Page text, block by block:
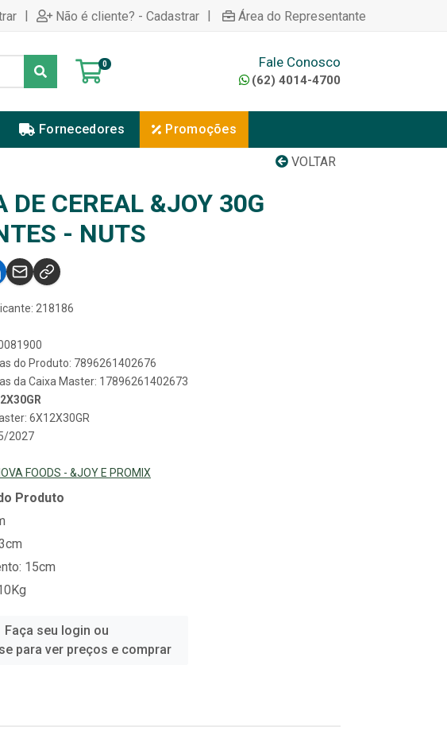
| Não é cliente? - Cadastrar | Área do Representante
0 Fale Conosco
(62) 4014-4700
Fornecedores Promoções
VOLTAR
DE CEREAL &JOY 30G
- NUTS
218186
do Produto: 7896261402676
da Caixa Master: 17896261402673
6X12X30GR
2027
FOODS - &JOY E PROMIX
Produto
15cm
Faça seu login ou
para ver preços e comprar